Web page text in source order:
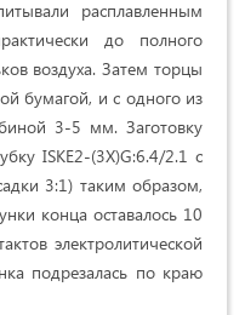
расплавленным
до полного
воздуха. Затем торцы
бумагой, и с одного из
3-5 мм. Заготовку
ISKE2-(3X)G:6.4/2.1 с
3:1) таким образом,
конца оставалось 10
электролитической
подрезалась по краю